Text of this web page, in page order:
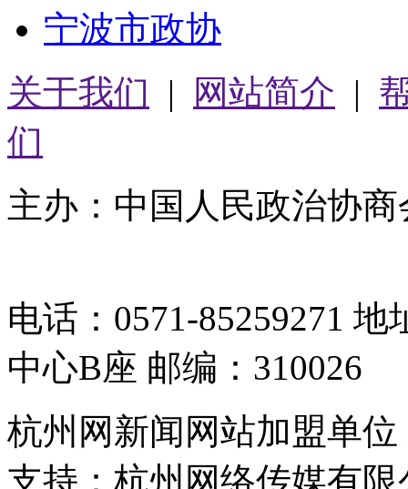
宁波市政协
关于我们 | 网站简介 |
们
主办：中国人民政治协
电话：0571-85259271
中心B座 邮编：310026
杭州网新闻网站加盟单
支持：杭州网络传媒有限